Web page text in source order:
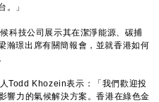
。」
技公司展示其在潔淨能源、碳捕
瀚璟出席有關簡報會，並就香港如何
Khozein表示：「我們歡迎投
響力的氣候解決方案。香港在綠色金